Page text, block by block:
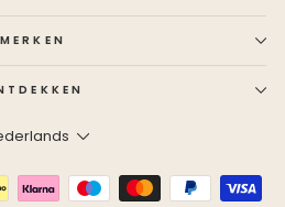
MERKEN